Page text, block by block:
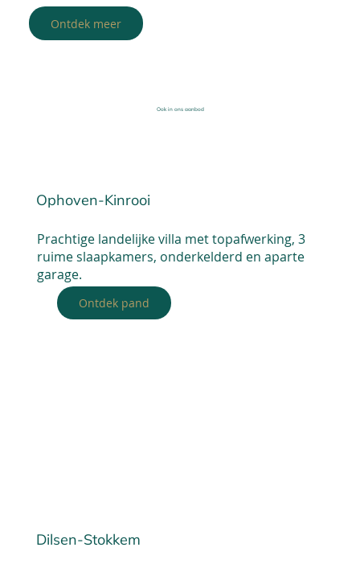
Ontdek meer
Ook in ons aanbod
Ophoven-Kinrooi
Prachtige landelijke villa met topafwerking, 3
ruime slaapkamers, onderkelderd en aparte
garage.
Ontdek pand
Dilsen-Stokkem